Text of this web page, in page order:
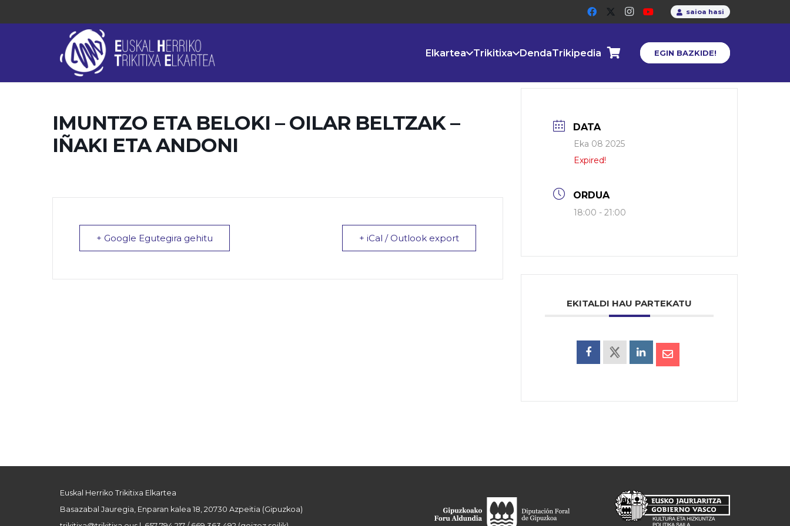
saioa hasi
Elkartea Trikitixa DendaTrikipedia EGIN BAZKIDE!
IMUNTZO ETA BELOKI – OILAR BELTZAK –
IÑAKI ETA ANDONI
+ Google Egutegira gehitu + iCal / Outlook export
DATA
Eka 08 2025
Expired!
ORDUA
18:00 - 21:00
EKITALDI HAU PARTEKATU
Euskal Herriko Trikitixa Elkartea
Basazabal Jauregia, Enparan kalea 18, 20730 Azpeitia (Gipuzkoa)